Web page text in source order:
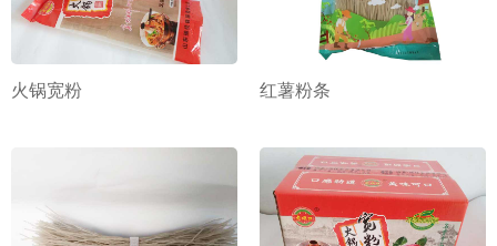
火锅宽粉 红薯粉条